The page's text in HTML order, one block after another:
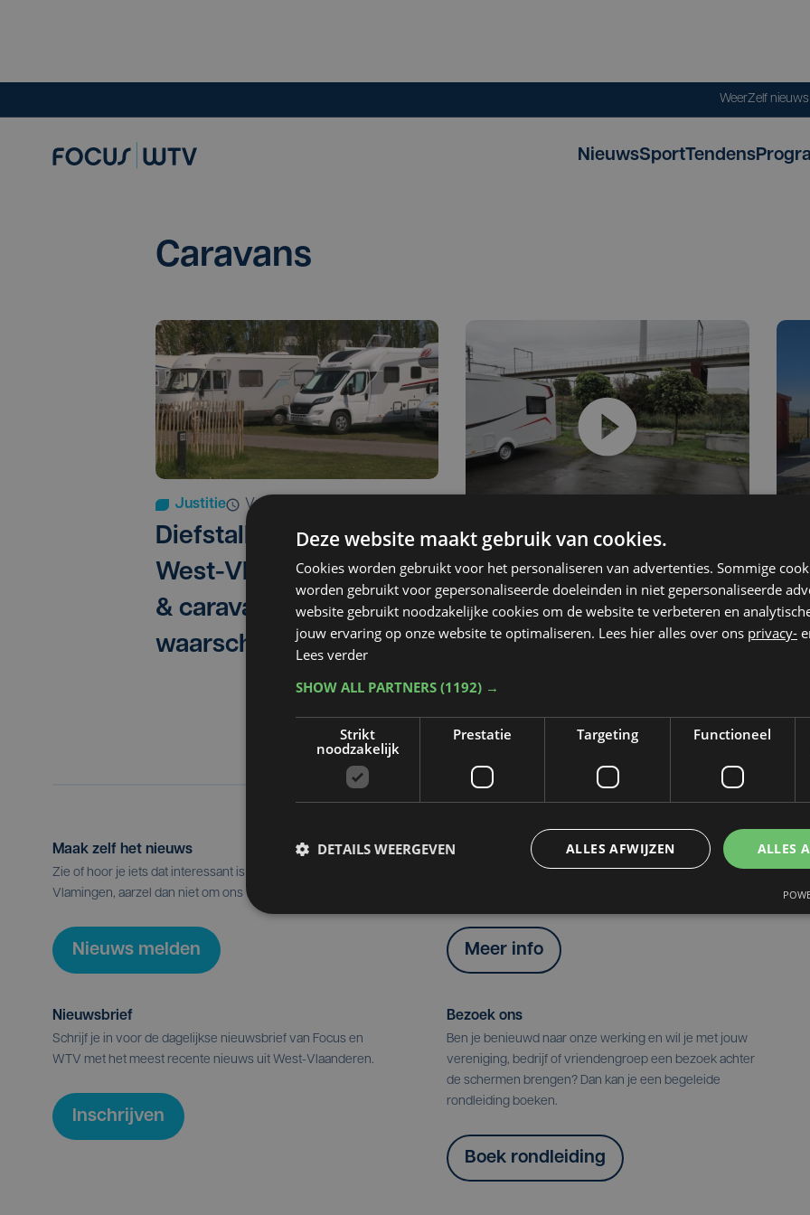
WeerZelf
NieuwsSportTendens
Caravans
Justitie vr 15 maart 2024 | 15:19
Diefstallenplaag van
West-Vlaamse campers
& caravans: overheid
waarschuwt
Na Poperinge en
Wevelgem ook caravan
Maak zelf het nieuws
Zie of hoor je iets dat interessant is voor alle West-
Vlamingen, aarzel dan niet om ons te contacteren.
Nieuws melden
Over ons
Ontdek hier alle info over onze geschiedenis, redactie,
Meer info
Nieuwsbrief
Schrijf je in voor de dagelijkse nieuwsbrief van Focus en
WTV met het meest recente nieuws uit West-Vlaanderen.
Inschrijven
Bezoek ons
Ben je benieuwd naar onze werking en wil je met jouw
vereniging, bedrijf of vriendengroep een bezoek achter
de schermen brengen? Dan kan je een begeleide
rondleiding boeken.
Boek rondleiding
Deze website maakt gebruik van cookies.
Cookies worden gebruikt voor het personaliseren van advertenties. Sommige
worden gebruikt voor gepersonaliseerde doeleinden in niet gepersonaliseerde
website gebruikt noodzakelijke cookies om de website te verbeteren en
jouw ervaring op onze website te optimaliseren. Lees hier alles over ons privacy-
Lees verder
SHOW ALL PARTNERS (1192) →
Strikt
noodzakelijk
Prestatie Targeting Functioneel
ALLES
ALLES AFWIJZEN
DETAILS WEERGEVEN